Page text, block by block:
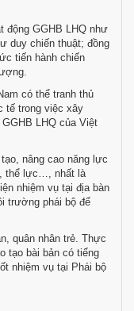
động GGHB LHQ như
duy chiến thuật; đồng
tiến hành chiến
có thể tranh thủ
tế trong việc xây
LHQ của Việt
nâng cao năng lực
thể lực…, nhất là
nhiệm vụ tại địa bàn
trường phái bộ để
quân nhân trẻ. Thực
tạo bài bản có tiếng
nhiệm vụ tại Phái bộ